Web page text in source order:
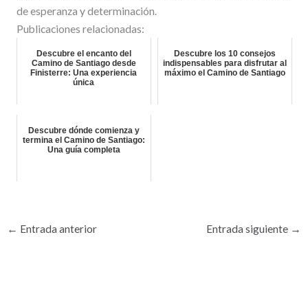
de esperanza y determinación.
Publicaciones relacionadas:
Descubre el encanto del
Camino de Santiago desde
Finisterre: Una experiencia
única
Descubre los 10 consejos
indispensables para disfrutar al
máximo el Camino de Santiago
Descubre dónde comienza y
termina el Camino de Santiago:
Una guía completa
← Entrada anterior Entrada siguiente →